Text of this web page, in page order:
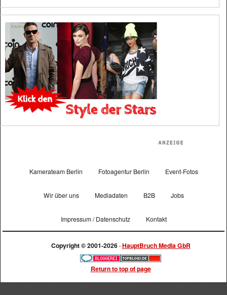
Kamerateam Berlin Fotoagentur Berlin Event-Fotos
Wir über uns Mediadaten B2B Jobs
Impressum / Datenschutz Kontakt
Copyright © 2001-2026 ·HauptBruch Media GbR
Return to top of page